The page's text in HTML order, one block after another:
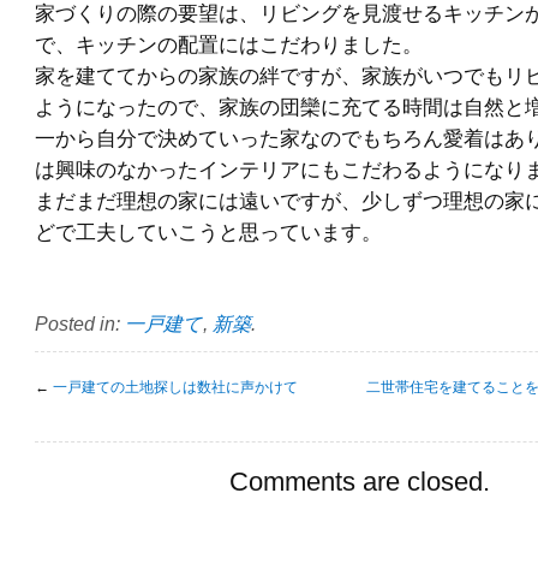
家づくりの際の要望は、リビングを見渡せるキッチン
で、キッチンの配置にはこだわりました。
家を建ててからの家族の絆ですが、家族がいつでもリ
ようになったので、家族の団欒に充てる時間は自然と
一から自分で決めていった家なのでもちろん愛着はあ
は興味のなかったインテリアにもこだわるようになり
まだまだ理想の家には遠いですが、少しずつ理想の家
どで工夫していこうと思っています。
Posted in: 一戸建て, 新築.
← 一戸建ての土地探しは数社に声かけて 二世帯住宅を建てること
Comments are closed.